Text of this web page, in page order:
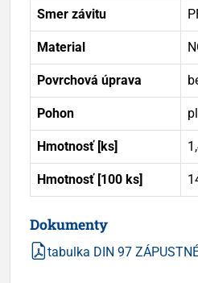
Smer závitu
Material
Povrchová úprava
Pohon
Hmotnosť [ks]
Hmotnosť [100 ks]
Dokumenty
tabulka DIN 97